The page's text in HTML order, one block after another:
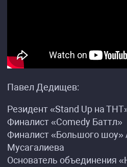
Павел Дедищев:
Резидент «Stand Up на
Финалист «Comedy Баттл»
Финалист «Большого шоу»
Мусагалиева
Основатель объединения